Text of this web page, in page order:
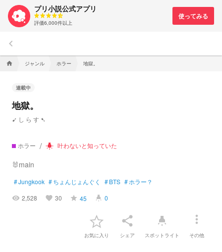
プリ小説公式アプリ
評価6,000件以上
keyboard_arrow_left
home ジャンル ホラー 地獄。
連載中
地獄。
➹ し ら す ➷
ホラー wb_incandescent 叶わないと知っていた
🐰main
#Jungkook #ちょんじょんぐく #BTS #ホラー？
visibility 2,528 favorite 30 grade 45 highlight 0
お気に入り
share
シェア
highlight
スポットライト
more_vert
その他